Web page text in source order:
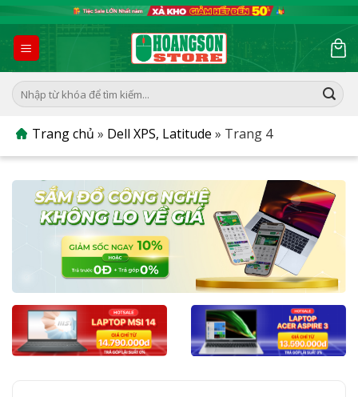
to
content
Tìm
kiếm:
Trang chủ » Dell XPS, Latitude » Trang 4